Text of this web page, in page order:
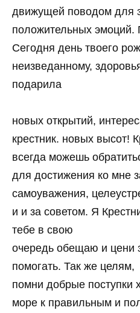
движущей поводом для
положительных эмоций.
Сегодня день твоего
неизведанному,
подарила
новых открытий,
крестник. новых высот!
всегда можешь
для достижения ко мне
самоуважения,
и и за советом. Я
тебе в свою
очередь обещаю и цени
помогать. Так же целям,
помни добрые поступки
море к правильным и